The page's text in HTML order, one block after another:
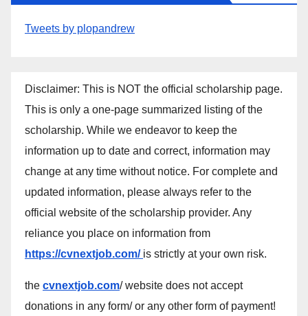
Tweets by plopandrew
Disclaimer: This is NOT the official scholarship page.
This is only a one-page summarized listing of the
scholarship. While we endeavor to keep the
information up to date and correct, information may
change at any time without notice. For complete and
updated information, please always refer to the
official website of the scholarship provider. Any
reliance you place on information from
https://cvnextjob.com/ is strictly at your own risk.
the cvnextjob.com/ website does not accept
donations in any form/ or any other form of payment!